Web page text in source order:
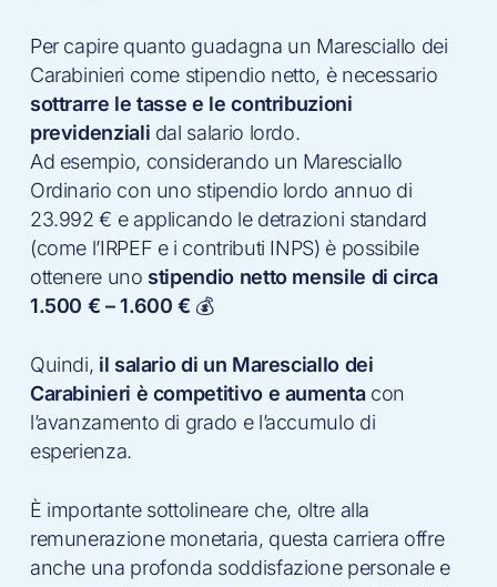
Per capire quanto guadagna un Maresciallo dei
Carabinieri come stipendio netto, è necessario
sottrarre le tasse e le contribuzioni
previdenziali dal salario lordo.
Ad esempio, considerando un Maresciallo
Ordinario con uno stipendio lordo annuo di
23.992 € e applicando le detrazioni standard
(come l’IRPEF e i contributi INPS) è possibile
ottenere uno stipendio netto mensile di circa
1.500 € – 1.600 € 💰
Quindi, il salario di un Maresciallo dei
Carabinieri è competitivo e aumenta con
l’avanzamento di grado e l’accumulo di
esperienza.
È importante sottolineare che, oltre alla
remunerazione monetaria, questa carriera offre
anche una profonda soddisfazione personale e